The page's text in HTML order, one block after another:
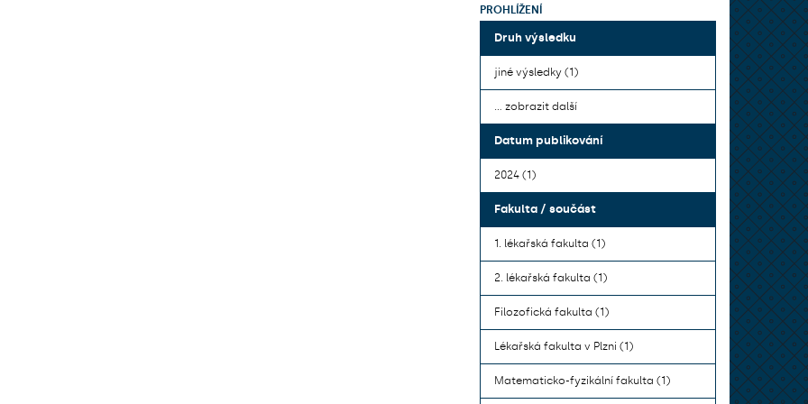
PROHLÍŽENÍ
Druh výsledku
jiné výsledky (1)
... zobrazit další
Datum publikování
2024 (1)
Fakulta / součást
1. lékařská fakulta (1)
2. lékařská fakulta (1)
Filozofická fakulta (1)
Lékařská fakulta v Plzni (1)
Matematicko-fyzikální fakulta (1)